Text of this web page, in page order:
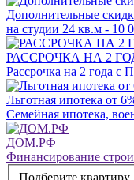
Дополнительные
на студии 24 кв.м - 10
РАССРОЧКА НА 2
Рассрочка на 2 года с
Льготная ипотека от
Семейная ипотека,
ДОМ.РФ
Финансирование
Подберите квартиру